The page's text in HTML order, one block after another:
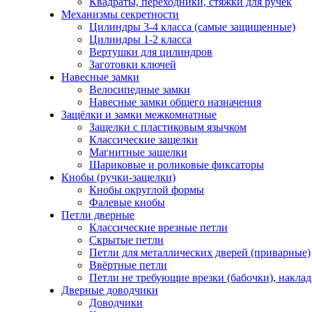
Механизмы секретности
Цилиндры 3-4 класса (самые защищенные)
Цилиндры 1-2 класса
Вертушки для цилиндров
Заготовки ключей
Навесные замки
Велосипедные замки
Навесные замки общего назначения
Защёлки и замки межкомнатные
Защелки с пластиковым язычком
Классические защелки
Магнитные защелки
Шариковые и роликовые фиксаторы
Кнобы (ручки-защелки)
Кнобы округлой формы
Фалевые кнобы
Петли дверные
Классические врезные петли
Скрытые петли
Петли для металлических дверей (приварные)
Ввёртные петли
Петли не требующие врезки (бабочки),
Дверные доводчики
Доводчики